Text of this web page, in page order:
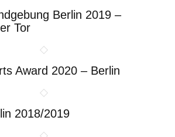
Berlin 2019 –
Tor
Award 2020 – Berlin
2018/2019